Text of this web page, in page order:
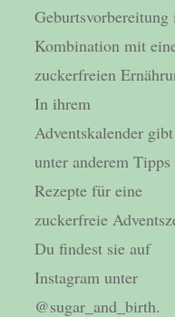
Geburtsvorbereitung
Kombination mit
zuckerfreien
In ihrem
Adventskalender
unter anderem Tipps
Rezepte für eine
zuckerfreie
Du findest sie auf
Instagram unter
@sugar_and_birth.